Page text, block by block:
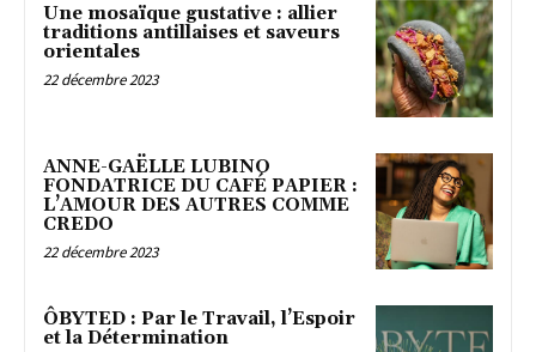
Une mosaïque gustative : allier
traditions antillaises et saveurs
orientales
22 décembre 2023
ANNE-GAËLLE LUBINO
FONDATRICE DU CAFÉ PAPIER :
L’AMOUR DES AUTRES COMME
CREDO
22 décembre 2023
ÔBYTED : Par le Travail, l’Espoir
et la Détermination